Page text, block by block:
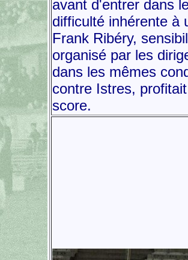
avant d'entrer dans
difficulté inhérente à
Frank Ribéry,
organisé par les
dans les mêmes
contre Istres,
score.